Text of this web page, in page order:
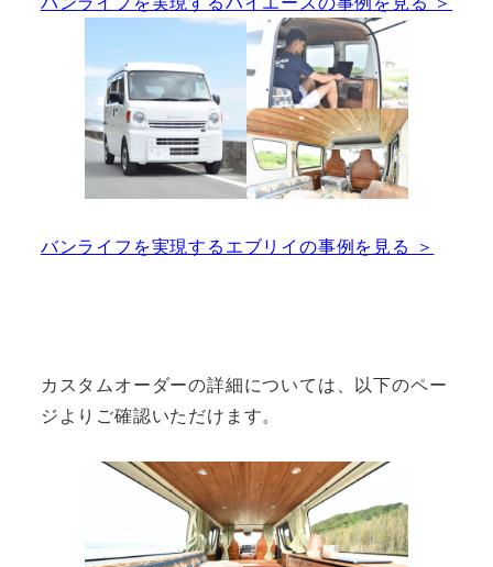
バンライフを実現するエブリイの事例を見る ＞
カスタムオーダーの詳細については、以下のペー
ジよりご確認いただけます。